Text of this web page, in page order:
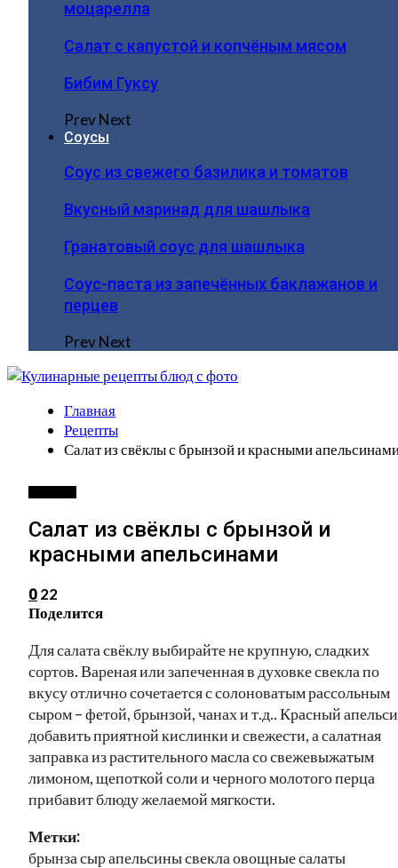
моцарелла
Салат с капустой и копчёным мясом
Бибим Гуксу
PrevNext
Соусы
Соус из свежего базилика и томатов
Вкусный маринад для шашлыка
Гранатовый соус для шашлыка
Соус-паста из запечённых баклажанов и
перцев
PrevNext
Главная
Рецепты
Салат из свёклы с брынзой и красными
Салат из свёклы с брынзой и
красными апельсинами
0 22
Поделится
Для салата свёклу выбирайте не крупную, сладких
сортов. Вареная или запеченная в духовке свекла по
вкусу отлично сочетается с солоноватым рассольным
сыром – фетой, брынзой, чанах и т.д.. Красный
добавить приятной кислинки и свежести, а салатная
заправка из растительного масла со свежевыжатым
лимоном, щепоткой соли и черного молотого перца
прибавит блюду желаемой мягкости.
Метки:
брынза сыр апельсины свекла овощные салаты